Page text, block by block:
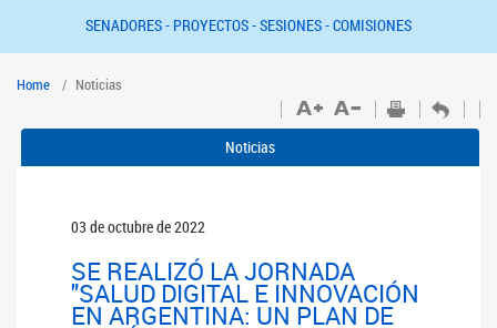
SENADORES - PROYECTOS -SESIONES -COMISIONES
Home Noticias
Noticias
03 de octubre de 2022
SE REALIZÓ LA JORNADA
"SALUD DIGITAL E INNOVACIÓN
EN ARGENTINA: UN PLAN DE